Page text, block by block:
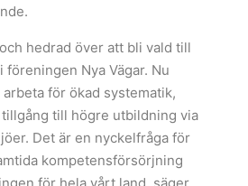
hedrad över att bli vald till
föreningen Nya Vägar. Nu
för ökad systematik,
till högre utbildning via
Det är en nyckelfråga för
kompetensförsörjning